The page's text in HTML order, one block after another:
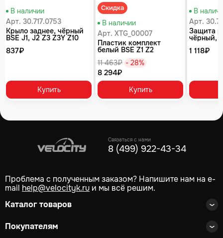
В наличии
Арт. 30.717.0753
Крыло заднее, чёрный
BSE J1, J2 Z3 Z3Y Z10
837₽
Купить
Скидка
В наличии
Арт. XTG_00007
Пластик комплект
белый BSE Z1 Z2
11 463₽ - 28%
8 294₽
Купить
В
Арт.
Защита
чёрный,
1 118₽
Связаться с нами
8 (499) 922-43-34
Проблема с полученным заказом? Напишите нам на e-
mail help@velocityk.ru и мы всё решим.
Каталог товаров
Покупателям